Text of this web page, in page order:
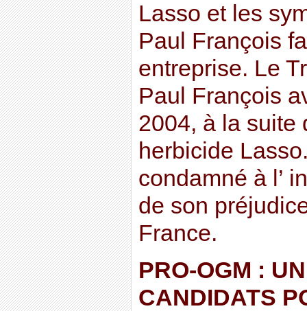
Lasso et les
Paul François
entreprise. Le
Paul François
2004, à la suite
herbicide
condamné à l’
de son
France.
PRO-OGM :
CANDIDATS